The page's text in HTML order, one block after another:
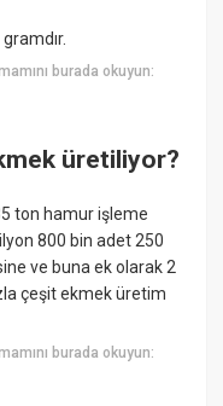
burada okuyun:
üretiliyor?
ton hamur işleme
800 bin adet 250
ve buna ek olarak 2
çeşit ekmek üretim
burada okuyun: